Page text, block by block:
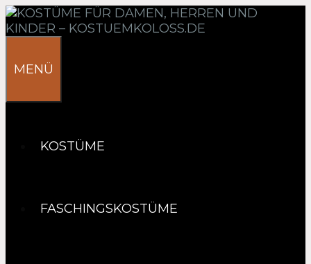
Springe
zum
MENÜ
KOSTÜME
FASCHINGSKOSTÜME